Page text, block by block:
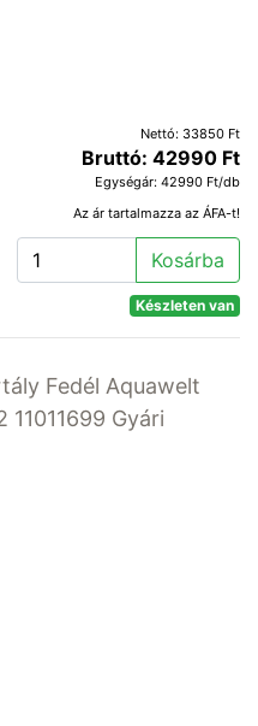
Nettó: 33850 Ft
Bruttó: 42990 Ft
Egységár: 42990 Ft/db
Az ár tartalmazza az ÁFA-t!
Kosárba
Készleten van
Fedél Aquawelt
11011699 Gyári